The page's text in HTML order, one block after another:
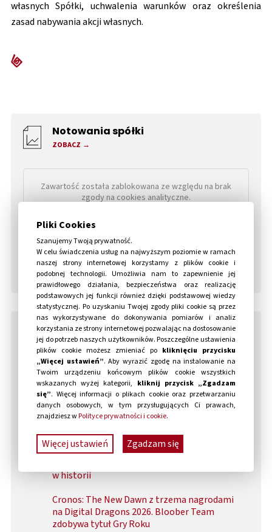
Pliki Cookies
Szanujemy Twoją prywatność.
W celu świadczenia usług na najwyższym poziomie w ramach
naszej strony internetowej korzystamy z plików cookie i
podobnej technologii. Umożliwia nam to zapewnienie jej
prawidłowego działania, bezpieczeństwa oraz realizację
podstawowych jej funkcji również dzięki podstawowej wiedzy
statystycznej. Po uzyskaniu Twojej zgody pliki cookie są przez
nas wykorzystywane do dokonywania pomiarów i analiz
korzystania ze strony internetowej pozwalając na dostosowanie
jej do potrzeb naszych użytkowników. Poszczególne ustawienia
plików cookie możesz zmieniać po kliknięciu przycisku
„Więcej ustawień”. Aby wyrazić zgodę na instalowanie na
Twoim urządzeniu końcowym plików cookie wszystkich
wskazanych wyżej kategorii, kliknij przycisk „Zgadzam
się”. Więcej informacji o plikach cookie oraz przetwarzaniu
danych osobowych, w tym przysługujących Ci prawach,
znajdziesz wPolityce prywatności i cookie.
Więcej ustawień Zgadzam się
własnych Spółki, uchwalenia warunków oraz określenia
zasad nabywania akcji własnych.
Notowania spółki
ZOBACZ
Zawartość została zablokowana ze względu na brak
zgody na cookies analityczne.
Dla inwestorów
ir@blooberteam.com
Aktualności
ZOBACZ
Przychody z CRONOS: The New Dawn
przekroczyły koszty produkcji
Bloober Team z nagrodą “Teraz Polska”
za CRONOS: The New Dawn
Bloober Team rozbija bank
w historii
Cronos: The New Dawn z trzema nagrodami
na Digital Dragons 2026. Bloober Team
zdobywa tytuł Gry Roku